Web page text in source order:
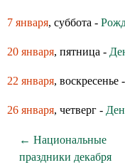
7 января, суббота -
20 января, пятница -
22 января, воскресенье -
26 января, четверг -
← Национальные
праздники декабря